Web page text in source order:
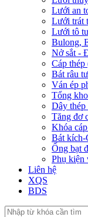
Lưới an
Lưới trát
Lưới tô
Bulong,
Nở sắt -
Cáp thép
Bát râu
Ván ép
Tổng
Dây thép
Tăng đơ
Khóa
Bát kích-
Ống bạt
Phụ kiện
Liên hệ
XQS
BDS